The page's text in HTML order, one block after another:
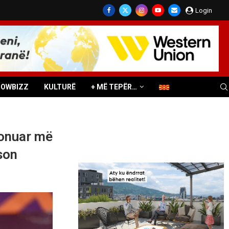
Login
KULTURË + MË TEPËR…
më